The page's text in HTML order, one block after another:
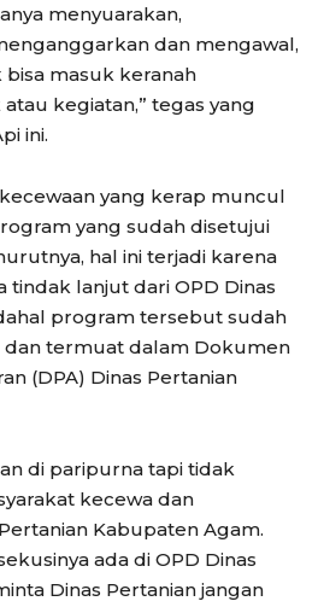
menyuarakan,
dan mengawal,
masuk keranah
kegiatan,” tegas yang
ini.
yang kerap muncul
yang sudah disetujui
hal ini terjadi karena
tindak lanjut dari OPD Dinas
program tersebut sudah
dan termuat dalam Dokumen
(DPA) Dinas Pertanian
di paripurna tapi tidak
kecewa dan
Kabupaten Agam.
ada di OPD Dinas
Dinas Pertanian jangan